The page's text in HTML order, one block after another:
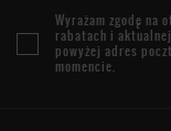
Wyrażam zgodę na
rabatach i
powyżej adres
momencie.